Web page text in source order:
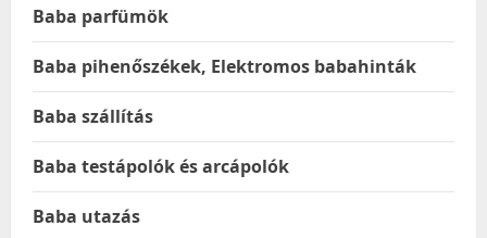
Baba parfümök
Baba pihenőszékek, Elektromos babahinták
Baba szállítás
Baba testápolók és arcápolók
Baba utazás